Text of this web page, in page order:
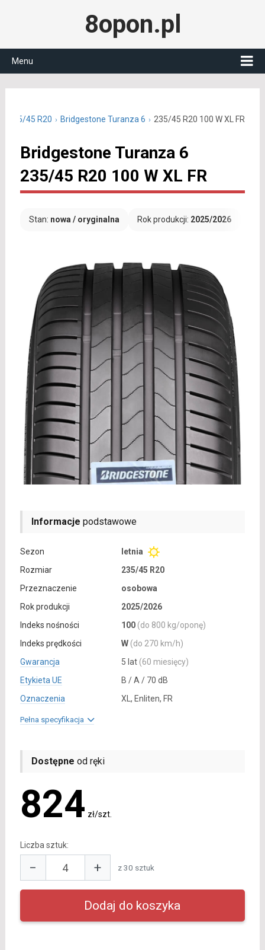
8opon.pl
Menu
235/45 R20 Bridgestone Turanza 6 235/45 R20 100 W XL FR
Bridgestone Turanza 6
235/45 R20 100 W XL FR
Stan: nowa / oryginalna Rok produkcji: 2025/2026
Informacje podstawowe
Sezon
letnia
Rozmiar
235/45 R20
Przeznaczenie
osobowa
Rok produkcji
2025/2026
Indeks nośności
100 (do 800 kg/oponę)
Indeks prędkości
W (do 270 km/h)
Gwarancja
5 lat (60 miesięcy)
Etykieta UE
B / A / 70 dB
Oznaczenia
XL, Enliten, FR
Pełna specyfikacja
Dostępne od ręki
824 zł/szt.
Liczba sztuk:
− + z 30 sztuk